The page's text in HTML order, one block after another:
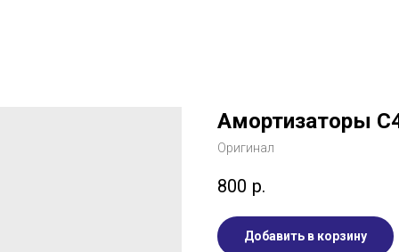
Амортизаторы
Оригинал
800 р.
Добавить в корзину